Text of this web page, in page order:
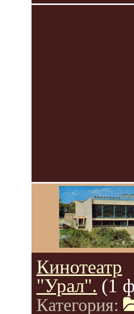
Кинотеатр
"Урал". (1
Категория: